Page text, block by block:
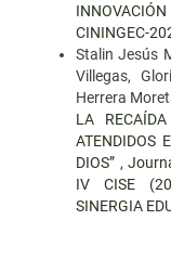
CININGEC-
Stalin Jesús
Villegas,
Herrera
LA RECAÍDA
ATENDIDOS
DIOS” ,
IV CISE
SINERGIA